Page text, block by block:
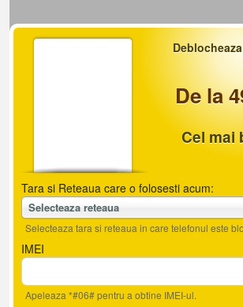
De la
Cel mai
Tara si Reteaua care o folosesti acum:
Selecteaza reteaua
Selecteaza tara si reteaua in care telefonul este
IMEI
Apeleaza *#06# pentru a obtine IMEI-ul.